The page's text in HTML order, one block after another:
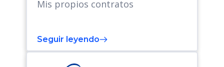
Mis propios contratos
Seguir leyendo